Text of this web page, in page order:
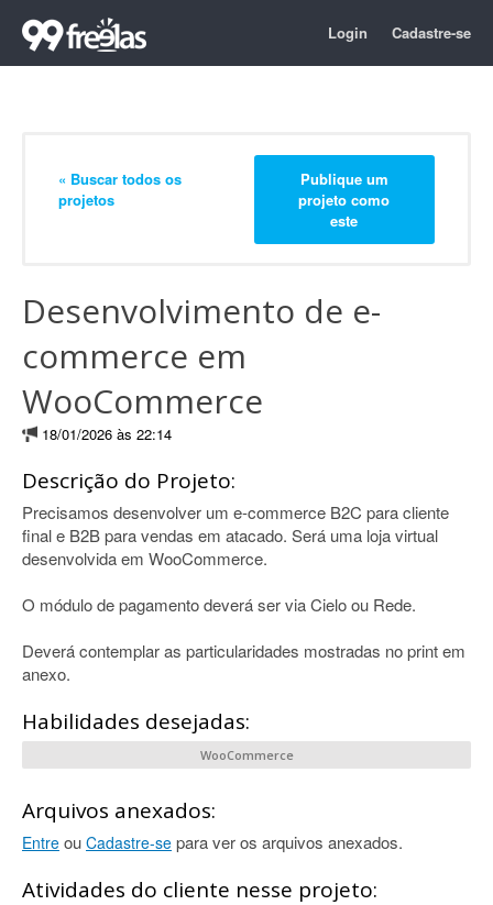
Login Cadastre-se
« Buscar todos os
projetos
Publique um
projeto como
este
Desenvolvimento de e-
commerce em
WooCommerce
18/01/2026 às 22:14
Descrição do Projeto:
Precisamos desenvolver um e-commerce B2C para cliente
final e B2B para vendas em atacado. Será uma loja virtual
desenvolvida em WooCommerce.
O módulo de pagamento deverá ser via Cielo ou Rede.
Deverá contemplar as particularidades mostradas no print em
anexo.
Habilidades desejadas:
WooCommerce
Arquivos anexados:
Entre ou Cadastre-se para ver os arquivos anexados.
Atividades do cliente nesse projeto: